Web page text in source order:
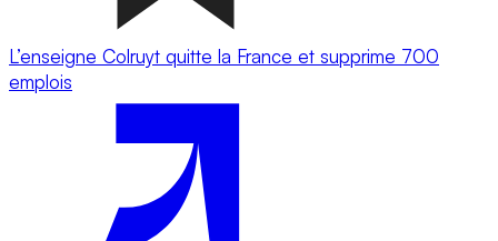
L’enseigne Colruyt quitte la France et supprime 700
emplois